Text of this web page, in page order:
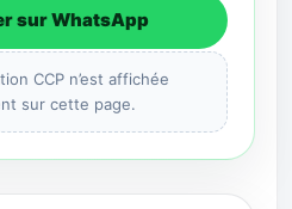
sur WhatsApp
CCP n’est affichée
sur cette page.